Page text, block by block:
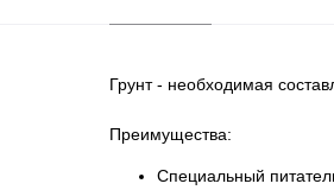
Грунт - необходимая
Преимущества:
Специальный